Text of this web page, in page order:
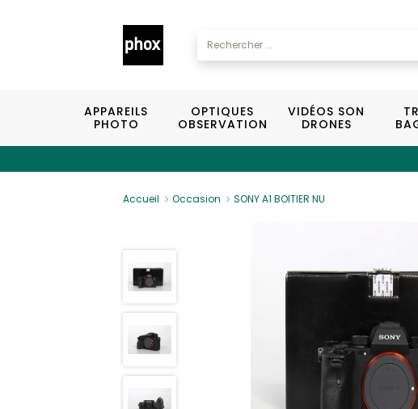
APPAREILS
PHOTO
OPTIQUES
OBSERVATION
VIDÉOS SON
DRONES
Accueil Occasion SONY A1 BOITIER NU